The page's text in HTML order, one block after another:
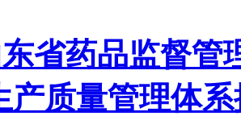
省药品监督管
产质量管理体